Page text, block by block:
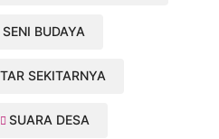
SENI BUDAYA
SEKITARNYA
SUARA DESA